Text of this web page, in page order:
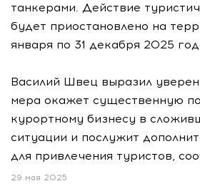
танкерами. Действие
будет приостановлено на
января по 31 декабря 2025
Василий Швец выразил
мера окажет существенную
курортному бизнесу в
ситуации и послужит
для привлечения туристов,
29 мая 2025